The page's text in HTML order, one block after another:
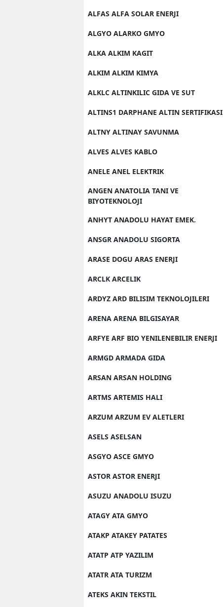
ALFAS ALFA SOLAR ENERJI
ALGYO ALARKO GMYO
ALKA ALKIM KAGIT
ALKIM ALKIM KIMYA
ALKLC ALTINKILIC GIDA VE SUT
ALTINS1 DARPHANE ALTIN SERTIFIKASI
ALTNY ALTINAY SAVUNMA
ALVES ALVES KABLO
ANELE ANEL ELEKTRIK
ANGEN ANATOLIA TANI VE
BIYOTEKNOLOJI
ANHYT ANADOLU HAYAT EMEK.
ANSGR ANADOLU SIGORTA
ARASE DOGU ARAS ENERJI
ARCLK ARCELIK
ARDYZ ARD BILISIM TEKNOLOJILERI
ARENA ARENA BILGISAYAR
ARFYE ARF BIO YENILENEBILIR ENERJI
ARMGD ARMADA GIDA
ARSAN ARSAN HOLDING
ARTMS ARTEMIS HALI
ARZUM ARZUM EV ALETLERI
ASELS ASELSAN
ASGYO ASCE GMYO
ASTOR ASTOR ENERJI
ASUZU ANADOLU ISUZU
ATAGY ATA GMYO
ATAKP ATAKEY PATATES
ATATP ATP YAZILIM
ATATR ATA TURIZM
ATEKS AKIN TEKSTIL